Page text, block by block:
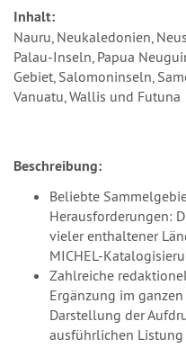
Inhalt:
Nauru, Neukaledonien,
Palau-Inseln, Papua
Gebiet, Salomoninseln,
Vanuatu, Wallis und Futuna
Beschreibung:
Beliebte
Herausforderungen:
vieler enthaltener
MICHEL-
Zahlreiche
Ergänzung im
Darstellung der
ausführlichen